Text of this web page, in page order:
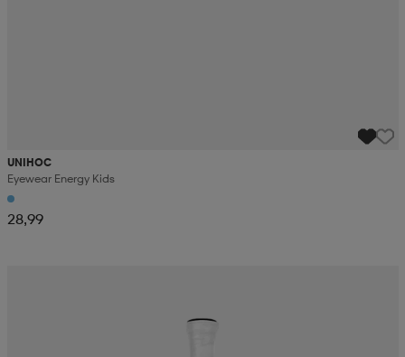
UNIHOC
Eyewear Energy Kids
28,99